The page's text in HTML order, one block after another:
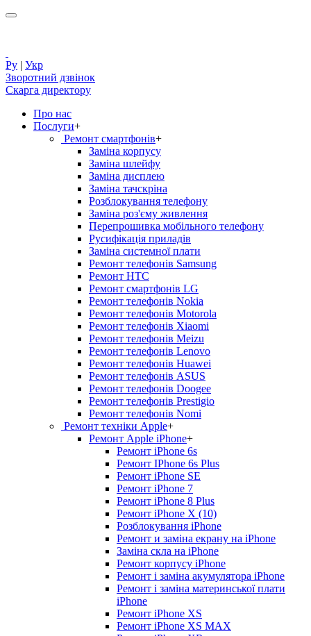
Ру | Укр
Зворотний дзвінок
Скарга директору
Про нас
Послуги+
Ремонт смартфонів+
Заміна корпусу
Заміна шлейфу
Заміна дисплею
Заміна тачскріна
Розблокування телефону
Заміна роз'єму живлення
Перепрошивка мобільного телефону
Русифікація приладів
Заміна системної плати
Ремонт телефонів Samsung
Ремонт HTC
Ремонт смартфонів LG
Ремонт телефонів Nokia
Ремонт телефонів Motorola
Ремонт телефонів Xiaomi
Ремонт телефонів Meizu
Ремонт телефонів Lenovo
Ремонт телефонів Huawei
Ремонт телефонів ASUS
Ремонт телефонів Doogee
Ремонт телефонів Prestigio
Ремонт телефонів Nomi
Ремонт техніки Apple+
Ремонт Apple iPhone+
Ремонт iPhone 6s
Ремонт IPhone 6s Plus
Ремонт iPhone SE
Ремонт iPhone 7
Ремонт iPhone 8 Plus
Ремонт iPhone X (10)
Розблокування iPhone
Ремонт и заміна екрану на iPhone
Заміна скла на iPhone
Ремонт корпусу iPhone
Ремонт і заміна акумулятора iPhone
Ремонт і заміна материнської плати
iPhone
Ремонт iPhone XS
Ремонт iPhone XS MAX